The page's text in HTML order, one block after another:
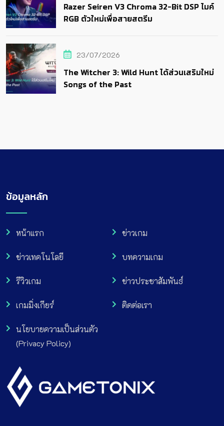
Razer Seiren V3 Chroma 32-Bit DSP ไมค์
RGB ตัวใหม่เพื่อสายสตรีม
23/07/2026
The Witcher 3: Wild Hunt ได้ส่วนเสริมใหม่
Songs of the Past
ข้อมูลหลัก
หน้าแรก ข่าวเกม
ข่าวเทคโนโลยี บทความเกม
รีวิวเกม ข่าวประชาสัมพันธ์
เกมมิ่งเกียร์ ติดต่อเรา
นโยบายความเป็นส่วนตัว
(Privacy Policy)